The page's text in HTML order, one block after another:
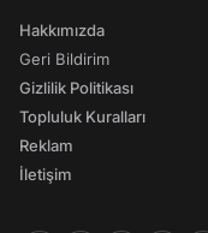
Hakkımızda
Geri Bildirim
Gizlilik Politikası
Topluluk Kuralları
Reklam
İletişim